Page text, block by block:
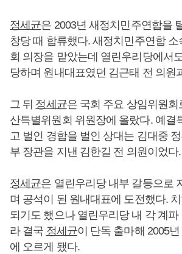
정세균은 2003년 새정치민주연합을
창당 때 합류했다. 새정치민주연합 소
회 의장을 맡았는데 열린우리당에서
당하며 원내대표였던 김근태 전 의원
그 뒤 정세균은 국회 주요 상임위원회
산특별위원회 위원장에 올랐다. 예결
고 벌인 경합을 벌인 상대는 김대중
부 장관을 지낸 김한길 전 의원이었다.
정세균은 열린우리당 내부 갈등으로
며 공석이 된 원내대표에 도전했다.
되기도 했으나 열린우리당 내 각 계
라 결국 정세균이 단독 출마해 2005
에 오르게 됐다.